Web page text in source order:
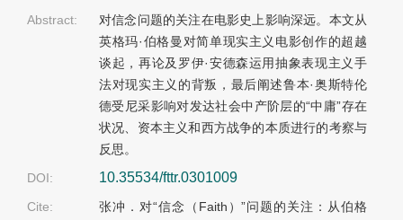
Abstract:
对信念问题的关注在电影史上影响深远。本文从
英格玛·伯格曼对简单现实主义电影创作的超越
谈起，再论及罗伊·安德森运用抽象表现主义手
法对现实主义的背叛，最后阐述鲁本·奥斯特伦
德受尼采影响对发达社会中产阶层的“中庸”存在
状况、资本主义和西方战争的本质进行的考察与
反思。
DOI:
10.35534/fttr.0301009
Cite:
张冲．对“信念（Faith）”问题的关注：从伯格